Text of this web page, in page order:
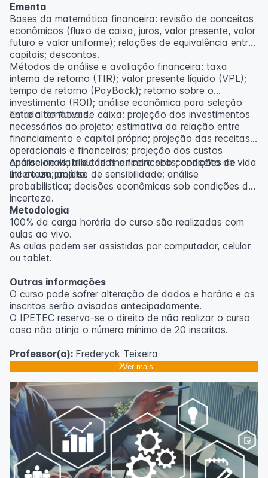
Ementa
Bases da matemática financeira: revisão de conceitos
econômicos (fluxo de caixa, juros, valor presente, valor
futuro e valor uniforme); relações de equivalência entre
capitais; descontos.
Métodos de análise e avaliação financeira: taxa
interna de retorno (TIR); valor presente líquido (VPL);
tempo de retorno (PayBack); retorno sobre o
investimento (ROI); análise econômica para seleção
entre alternativas.
Estudo do fluxo de caixa: projeção dos investimentos
necessários ao projeto; estimativa da relação entre
financiamento e capital próprio; projeção das receitas
operacionais e financeiras; projeção dos custos
operacionais, tributários e financeiros; conceito de vida
útil de um projeto.
Análise de viabilidade financeira sob condições de
incerteza; análise de sensibilidade; análise
probabilística; decisões econômicas sob condições de
incerteza.
Metodologia
100% da carga horária do curso são realizadas com
aulas ao vivo.
As aulas podem ser assistidas por computador, celular
ou tablet.
Outras informações
O curso pode sofrer alteração de dados e horário e os
inscritos serão avisados ​​antecipadamente.
O IPETEC reserva-se o direito de não realizar o curso
caso não atinja o número mínimo de 20 inscritos.
Professor(a): Frederyck Teixeira
Ver mais